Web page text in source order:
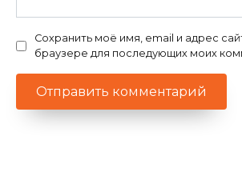
Сохранить моё имя, email и адрес
браузере для последующих моих